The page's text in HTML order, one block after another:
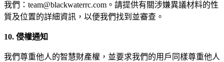
我們：team@blackwaterrc.com。請提供有關涉嫌異議材料的性
質及位置的詳細資訊，以便我們找到並審查。
10. 侵權通知
我們尊重他人的智慧財產權，並要求我們的用戶同樣尊重他人